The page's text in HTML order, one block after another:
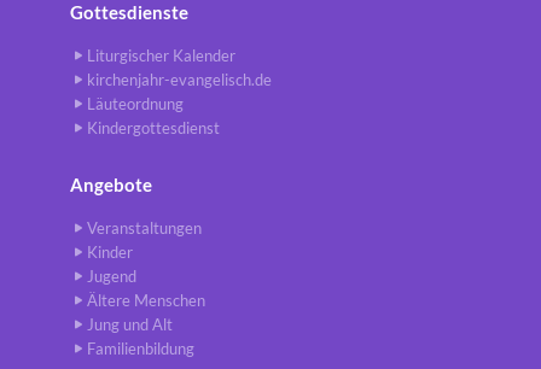
Gottesdienste
Liturgischer Kalender
kirchenjahr-evangelisch.de
Läuteordnung
Kindergottesdienst
Angebote
Veranstaltungen
Kinder
Jugend
Ältere Menschen
Jung und Alt
Familienbildung